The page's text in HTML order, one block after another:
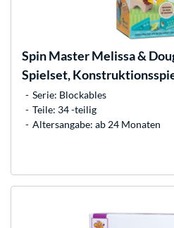
Spin MasterMelissa &
Spielset,
Serie: Blockables
Teile: 34 -teilig
Altersangabe: ab 24 Monaten